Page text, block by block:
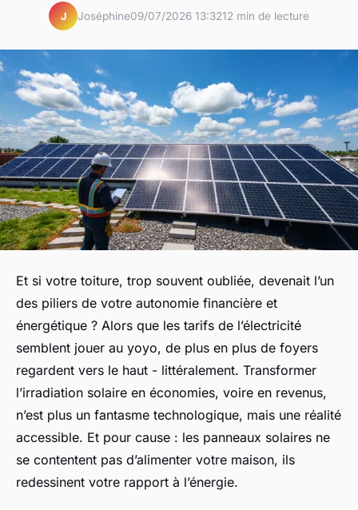
J Joséphine09/07/2026 13:3212 min de lecture
Et si votre toiture, trop souvent oubliée, devenait l’un
des piliers de votre autonomie financière et
énergétique ? Alors que les tarifs de l’électricité
semblent jouer au yoyo, de plus en plus de foyers
regardent vers le haut - littéralement. Transformer
l’irradiation solaire en économies, voire en revenus,
n’est plus un fantasme technologique, mais une réalité
accessible. Et pour cause : les panneaux solaires ne
se contentent pas d’alimenter votre maison, ils
redessinent votre rapport à l’énergie.